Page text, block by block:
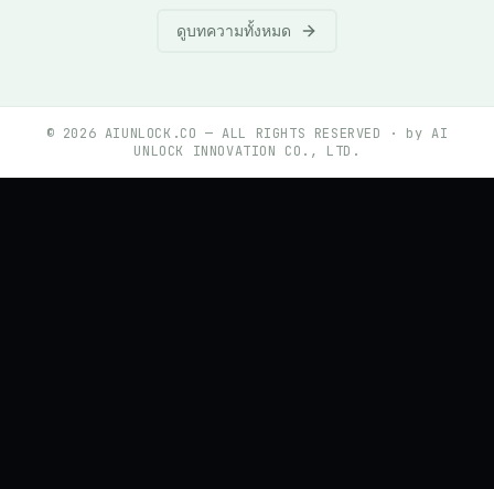
ดูบทความทั้งหมด
© 2026 AIUNLOCK.CO — ALL RIGHTS RESERVED · by AI
UNLOCK INNOVATION CO., LTD.